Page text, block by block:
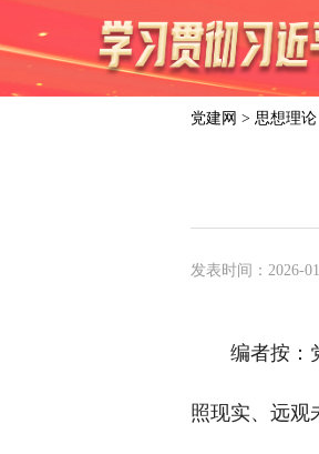
学习语
机关党建
校园党建
党建网 > 思想理
发表时间：2026-
编者按：
照现实、远观